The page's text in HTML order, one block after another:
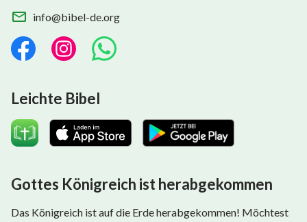
info@bibel-de.org
Leichte Bibel
Gottes Königreich ist herabgekommen
Das Königreich ist auf die Erde herabgekommen! Möchtest